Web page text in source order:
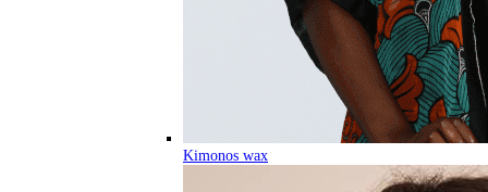
Kimonos wax